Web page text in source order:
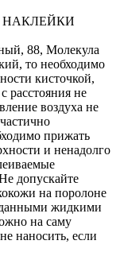
НАКЛЕЙКИ
88, Молекула
то необходимо
кисточкой,
расстояния не
воздуха не
прижать
и ненадолго
допускайте
на поролоне
данными жидкими
на саму
наносить, если